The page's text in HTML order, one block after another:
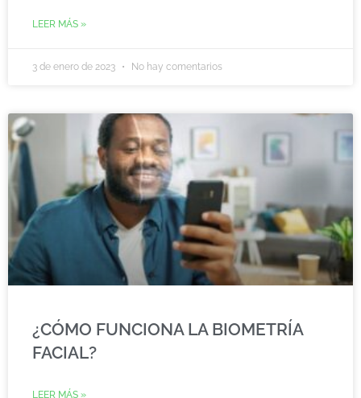
LEER MÁS »
3 de enero de 2023 No hay comentarios
¿CÓMO FUNCIONA LA BIOMETRÍA
FACIAL?
LEER MÁS »